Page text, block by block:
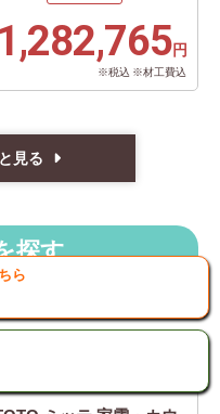
1,282,765円
※税込 ※材工費込
見る
探す
ら